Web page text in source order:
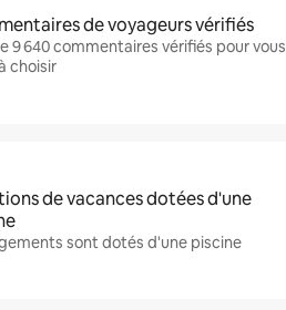
de voyageurs vérifiés
9 640 commentaires vérifiés pour vous
choisir
de vacances dotées d'une
sont dotés d'une piscine